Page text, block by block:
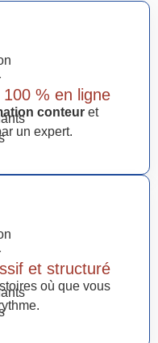
% en ligne
conteur et
un expert.
et structuré
où que vous